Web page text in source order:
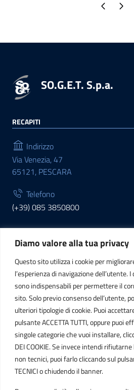
Diamo valore alla tua privacy
Questo sito utilizza i cookie per
l’esperienza di navigazione dell’utente.
sono indispensabili per permettere il
sito. Solo previo consenso dell’utente,
ulteriori tipologie di cookie. Puoi
pulsante ACCETTA TUTTI, oppure puoi
singole categorie che vuoi installare,
DEI COOKIE. Se invece intendi
non tecnici, puoi farlo cliccando sul
TECNICI o chiudendo il banner.
Pagina precedente
Pagina
SO.G.E.T. S.p.a.
RECAPITI
Indirizzo
Via Venezia, 47
65121, PESCARA
Telefono
(+39) 085 3850800
INFORMAZIONI
C.F. / P.IVA
IT01807790686
POSTA ELETTRONICA
PEC
protocollo.sogetspa@pec.it